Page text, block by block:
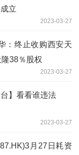
立
2023-03-27
：终止收购西安天
38％股权
2023-03-27
】看看谁违法
2023-03-27
月27日耗资